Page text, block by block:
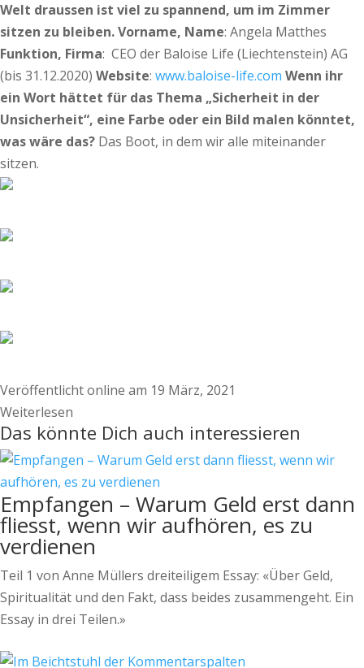
Welt draussen ist viel zu spannend, um im Zimmer
sitzen zu bleiben.Vorname, Name: Angela Matthes
Funktion, Firma: CEO der Baloise Life (Liechtenstein) AG
(bis 31.12.2020) Website: www.baloise-life.com Wenn ihr
ein Wort hättet für das Thema „Sicherheit in der
Unsicherheit“, eine Farbe oder ein Bild malen könntet,
was wäre das? Das Boot, in dem wir alle miteinander
sitzen.
Veröffentlicht online am 19 März, 2021
Weiterlesen
Das könnte Dich auch interessieren
Empfangen – Warum Geld erst dann
fliesst, wenn wir aufhören, es zu
verdienen
Teil 1 von Anne Müllers dreiteiligem Essay: «Über Geld,
Spiritualität und den Fakt, dass beides zusammengeht. Ein
Essay in drei Teilen.»